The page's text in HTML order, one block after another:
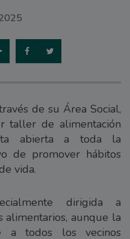
de su Área Social,
taller de alimentación
abierta a toda la
de promover hábitos
vida.
dirigida a
alimentarios, aunque la
a todos los vecinos